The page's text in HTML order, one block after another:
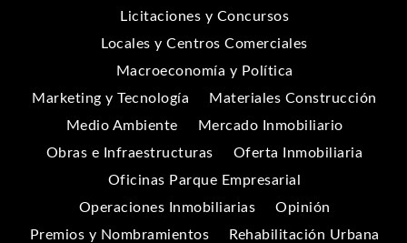
Licitaciones y Concursos
Locales y Centros Comerciales
Macroeconomía y Política
Marketing y Tecnología
Materiales Construcción
Medio Ambiente
Mercado Inmobiliario
Obras e Infraestructuras
Oferta Inmobiliaria
Oficinas Parque Empresarial
Operaciones Inmobiliarias
Opinión
Premios y Nombramientos
Rehabilitación Urbana